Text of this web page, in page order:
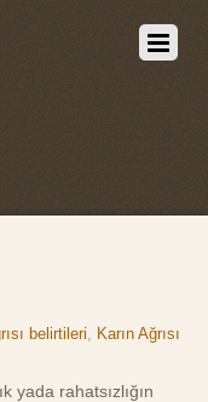
belirtileri, Karın Ağrısı
yada rahatsızlığın